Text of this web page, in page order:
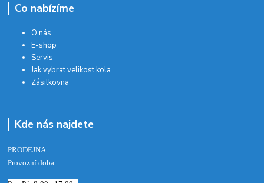
Co nabízíme
O nás
E-shop
Servis
Jak vybrat velikost kola
Zásilkovna
Kde nás najdete
PRODEJNA
Provozní doba